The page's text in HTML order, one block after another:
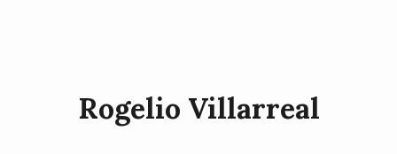
Rogelio Villarreal